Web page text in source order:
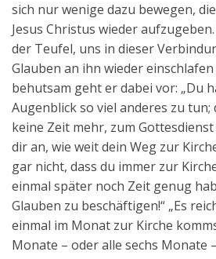
sich nur wenige dazu bewegen,
Jesus Christus wieder
der Teufel, uns in dieser
Glauben an ihn wieder einschlafen
behutsam geht er dabei vor: „Du
Augenblick so viel anderes zu tun;
keine Zeit mehr, zum Gottesdienst
dir an, wie weit dein Weg zur
gar nicht, dass du immer zur
einmal später noch Zeit genug
Glauben zu beschäftigen!“ „Es
einmal im Monat zur Kirche
Monate – oder alle sechs Monate